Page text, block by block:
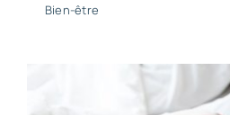
Bien-être